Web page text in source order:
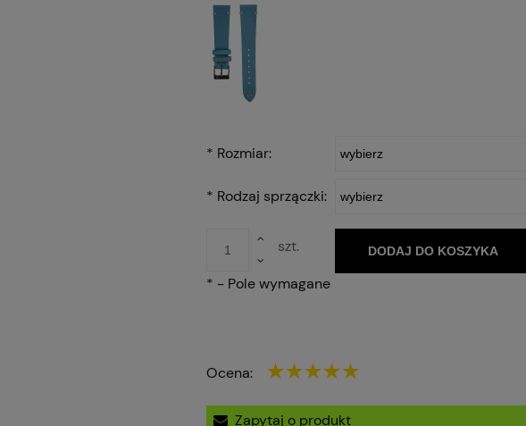
* Rozmiar:
* Rodzaj sprzączki:
szt. DODAJ DO KOSZYKA
* - Pole wymagane
Ocena:
Zapytaj o produkt